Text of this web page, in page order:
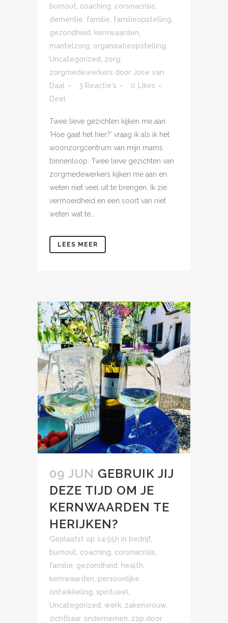
burnout coaching coronacrisis
dementie familie familieopstelling
gezondheid kernwaarden
mantelzorg organisatieopstelling
Uncategorized zorg
zorgmedewerkers door Jose van
Daal
3 Reactie's 0 Likes
Deel
Twee lieve gezichten kijken me aan
‘Hoe gaat het hier?’ vraag ik als ik het
woonzorgcentrum van mijn mams
binnenloop. Twee lieve gezichten van
zorgmedewerkers kijken me aan en
weten niet veel uit te brengen. Ik zie
vermoeidheid en een soort van niet
weten wat te...
LEES MEER
09 JUN GEBRUIK JIJ
DEZE TIJD OM JE
KERNWAARDEN TE
HERIJKEN?
Geplaatst op 14:55h in bedrijf,
burnout coaching coronacrisis
familie gezondheid health
kernwaarden persoonlijke
ontwikkeling spiritueel
Uncategorized werk zakenvrouw
zichtbaar ondernemen zzp door